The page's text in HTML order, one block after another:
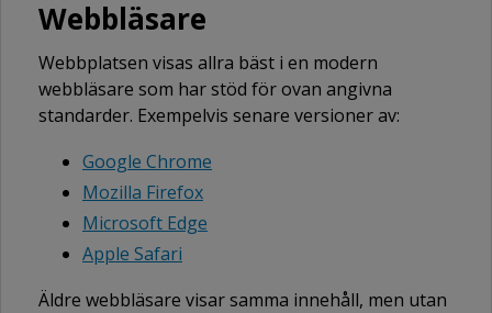
Webbläsare
Webbplatsen visas allra bäst i en modern
webbläsare som har stöd för ovan angivna
standarder. Exempelvis senare versioner av:
Google Chrome
Mozilla Firefox
Microsoft Edge
Apple Safari
Äldre webbläsare visar samma innehåll, men utan